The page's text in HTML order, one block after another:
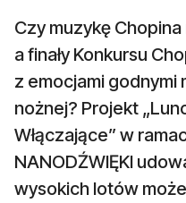
Czy muzykę Chopina
a finały Konkursu
z emocjami godnymi
nożnej? Projekt
Włączające” w
NANODŹWIĘKI
wysokich lotów